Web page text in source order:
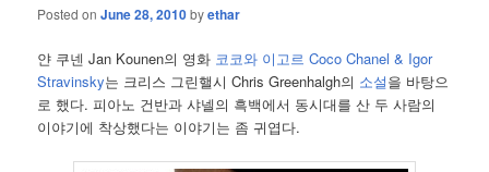
Posted onJune 28, 2010byethar
얀 쿠넨 Jan Kounen의 영화 코코와 이고르 Coco Chanel & Igor
Stravinsky는 크리스 그린핼시 Chris Greenhalgh의 소설을 바탕으
로 했다. 피아노 건반과 샤넬의 흑백에서 동시대를 산 두 사람의
이야기에 착상했다는 이야기는 좀 귀엽다.